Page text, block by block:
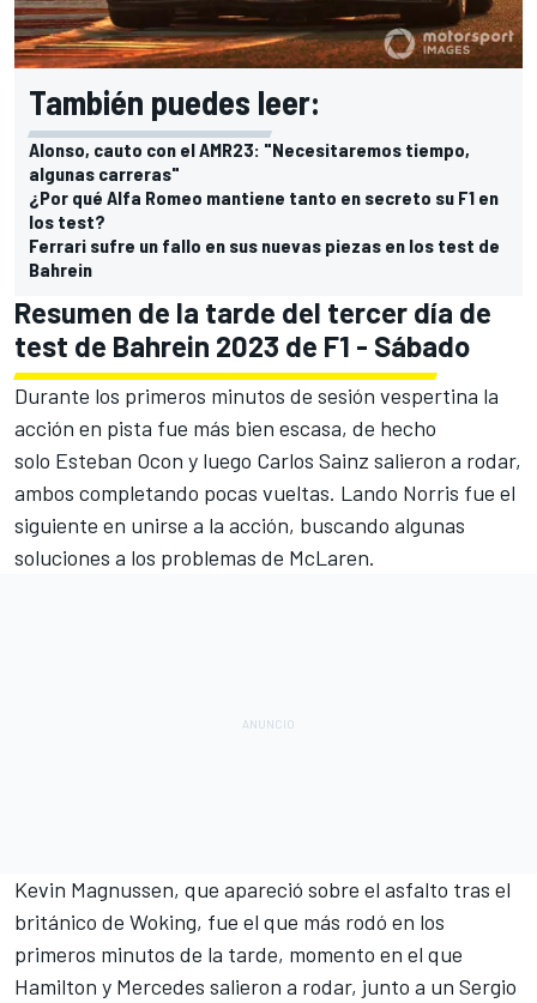
También puedes leer:
Alonso, cauto con el AMR23: "Necesitaremos tiempo,
algunas carreras"
¿Por qué Alfa Romeo mantiene tanto en secreto su F1 en
los test?
Ferrari sufre un fallo en sus nuevas piezas en los test de
Bahrein
Resumen de la tarde del tercer día de
test de Bahrein 2023 de F1 - Sábado
Durante los primeros minutos de sesión vespertina la
acción en pista fue más bien escasa, de hecho
solo Esteban Ocon y luego Carlos Sainz salieron a rodar,
ambos completando pocas vueltas. Lando Norris fue el
siguiente en unirse a la acción, buscando algunas
soluciones a los problemas de McLaren.
Kevin Magnussen, que apareció sobre el asfalto tras el
británico de Woking, fue el que más rodó en los
primeros minutos de la tarde, momento en el que
Hamilton y Mercedes salieron a rodar, junto a un Sergio